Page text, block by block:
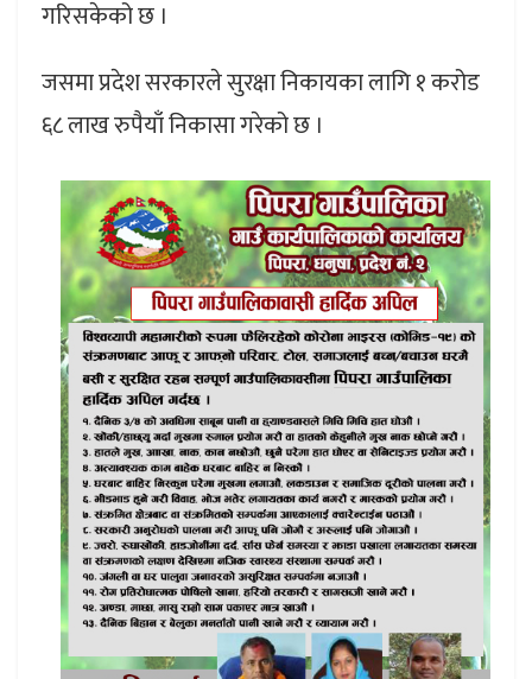
गरिसकेको छ ।
जसमा प्रदेश सरकारले सुरक्षा निकायका लागि १ करोड
६८ लाख रुपैयाँ निकासा गरेको छ ।